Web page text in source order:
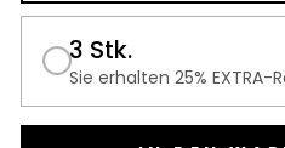
3 Stk.
Sie erhalten 25% EXTRA-